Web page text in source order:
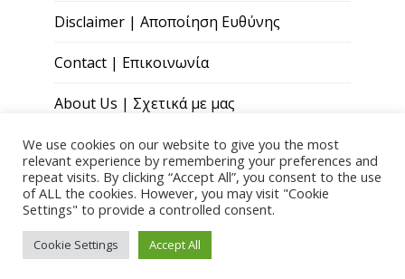
Disclaimer | Αποποίηση Ευθύνης
Contact | Επικοινωνία
About Us | Σχετικά με μας
Copyright © 2026 Paris Andreou Wellness
Theme byQuoatable
We use cookies on our website to give you the most
relevant experience by remembering your preferences and
repeat visits. By clicking “Accept All”, you consent to the use
of ALL the cookies. However, you may visit "Cookie
Settings" to provide a controlled consent.
Cookie Settings Accept All